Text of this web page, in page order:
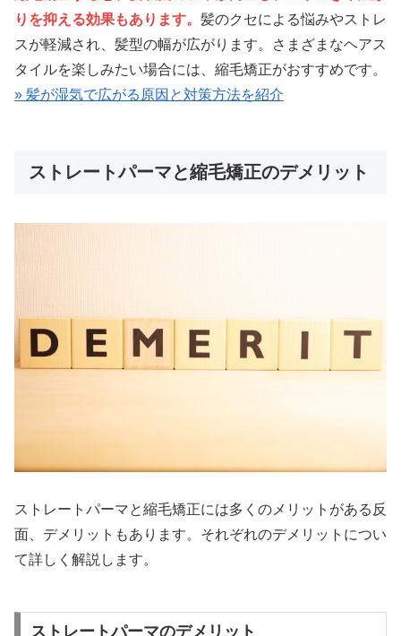
りを抑える効果もあります。 髪のクセによる悩みやストレ
スが軽減され、髪型の幅が広がります。さまざまなヘアス
タイルを楽しみたい場合には、縮毛矯正がおすすめです。
» 髪が湿気で広がる原因と対策方法を紹介
ストレートパーマと縮毛矯正のデメリット
ストレートパーマと縮毛矯正には多くのメリットがある反
面、デメリットもあります。それぞれのデメリットについ
て詳しく解説します。
ストレートパーマのデメリット